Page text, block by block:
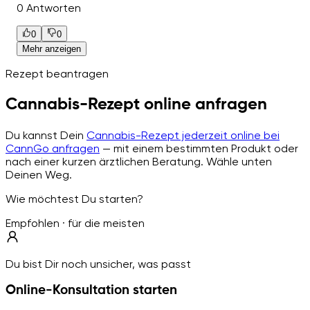
0 Antworten
0
0
Mehr anzeigen
Rezept beantragen
Cannabis-Rezept online anfragen
Du kannst Dein Cannabis-Rezept jederzeit online bei
CannGo anfragen — mit einem bestimmten Produkt oder
nach einer kurzen ärztlichen Beratung. Wähle unten
Deinen Weg.
Wie möchtest Du starten?
Empfohlen · für die meisten
Du bist Dir noch unsicher, was passt
Online-Konsultation starten